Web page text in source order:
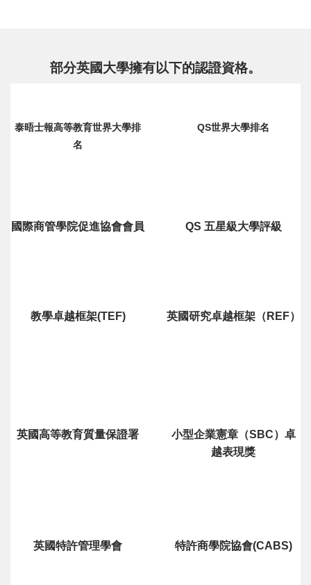
部分英國大學擁有以下的認證資格。
泰晤士報高等教育世界大學排
名
QS世界大學排名
國際商管學院促進協會會員 QS 五星級大學評級
教學卓越框架(TEF) 英國研究卓越框架（REF）
英國高等教育質量保證署
小型企業憲章（SBC）卓
越表現獎
英國特許管理學會 特許商學院協會(CABS)